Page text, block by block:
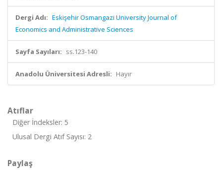
Dergi Adı: Eskişehir Osmangazi University Journal of
Economics and Administrative Sciences
Sayfa Sayıları: ss.123-140
Anadolu Üniversitesi Adresli: Hayır
Atıflar
Diğer İndeksler: 5
Ulusal Dergi Atıf Sayısı: 2
Paylaş